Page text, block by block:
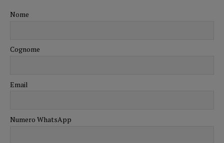
Nome
Cognome
Email
Numero WhatsApp